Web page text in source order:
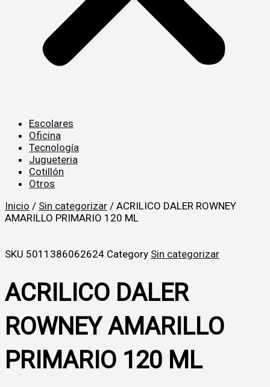
Escolares
Oficina
Tecnología
Jugueteria
Cotillón
Otros
Inicio / Sin categorizar / ACRILICO DALER ROWNEY
AMARILLO PRIMARIO 120 ML
SKU 5011386062624 Category Sin categorizar
ACRILICO DALER
ROWNEY AMARILLO
PRIMARIO 120 ML